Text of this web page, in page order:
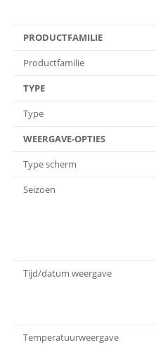
PRODUCTFAMILIE
Productfamilie
TYPE
Type
WEERGAVE-OPTIES
Type scherm
Seizoen
Tijd/datum weergave
Temperatuurweergave